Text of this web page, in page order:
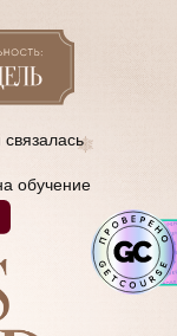
обучение